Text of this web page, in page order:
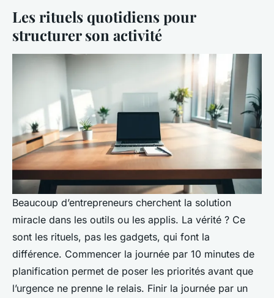
Les rituels quotidiens pour
structurer son activité
Beaucoup d’entrepreneurs cherchent la solution
miracle dans les outils ou les applis. La vérité ? Ce
sont les rituels, pas les gadgets, qui font la
différence. Commencer la journée par 10 minutes de
planification permet de poser les priorités avant que
l’urgence ne prenne le relais. Finir la journée par un